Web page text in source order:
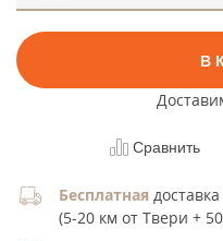
В
Сравнить
Бесплатная
(5-20 км от Твери +